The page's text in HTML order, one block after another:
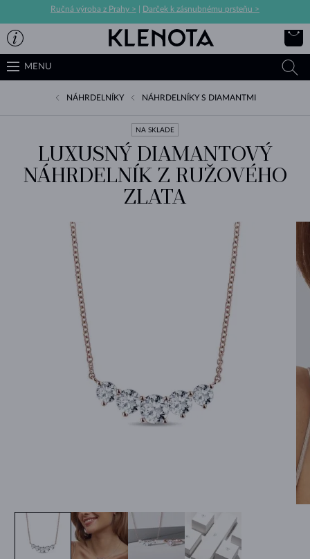
Ručná výroba z Prahy > Darček k zásnubnému prsteňu >
MENU
NÁHRDELNÍKY NÁHRDELNÍKY S DIAMANTMI
NA SKLADE
LUXUSNÝ DIAMANTOVÝ
NÁHRDELNÍK Z RUŽOVÉHO
ZLATA